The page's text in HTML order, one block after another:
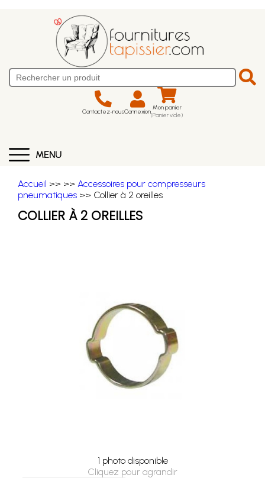
Contactez-nousConnexion Mon panier
(Panier vide)
MENU
Accueil >> >> Accessoires pour compresseurs
pneumatiques >> Collier à 2 oreilles
COLLIER À 2 OREILLES
1 photo disponible
Cliquez pour agrandir